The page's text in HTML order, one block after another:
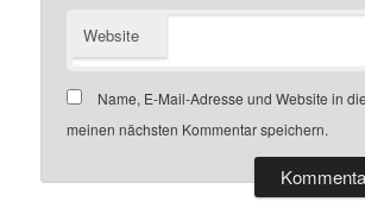
Website
Name, E-Mail-Adresse und Website in
meinen nächsten Kommentar speichern.